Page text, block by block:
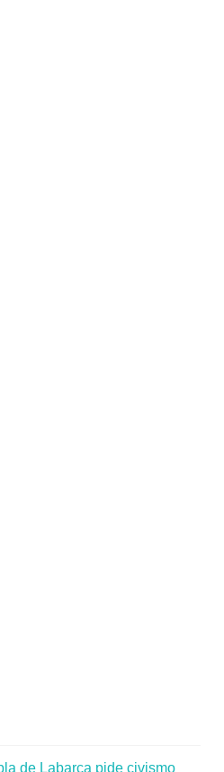
de Labarca pide civismo